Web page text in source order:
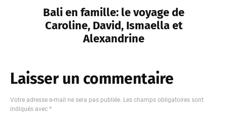
Bali en famille: le voyage de
Caroline, David, Ismaella et
Alexandrine
Laisser un commentaire
Votre adresse e-mail ne sera pas publiée. Les champs obligatoires sont
indiqués avec *